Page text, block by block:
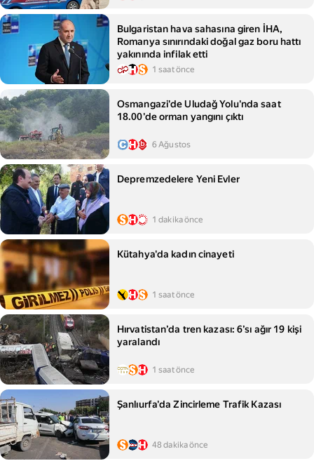
Bulgaristan hava sahasına giren İHA,
Romanya sınırındaki doğal gaz boru hattı
yakınında infilak etti
1 saat önce
Osmangazi'de Uludağ Yolu'nda saat
18.00'de orman yangını çıktı
6 Ağustos
Depremzedelere Yeni Evler
1 dakika önce
Kütahya'da kadın cinayeti
1 saat önce
Hırvatistan’da tren kazası: 6’sı ağır 19 kişi
yaralandı
1 saat önce
Şanlıurfa'da Zincirleme Trafik Kazası
48 dakika önce